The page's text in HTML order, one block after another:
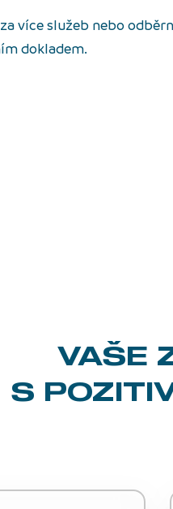
více služeb nebo
dokladem.
VAŠE
S